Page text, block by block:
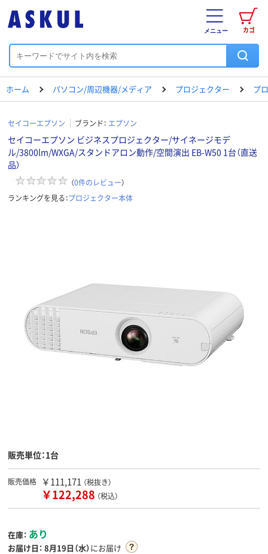
カゴ
メニュー
ホーム パソコン/周辺機器/メディア プロジェクター プ
セイコーエプソン ブランド： エプソン
セイコーエプソン ビジネスプロジェクター/サイネージモデ
ル/3800lm/WXGA/スタンドアロン動作/空間演出 EB-W50 1台（直送
品）
（0件のレビュー）
ランキングを見る：プロジェクター本体
販売単位：1台
販売価格 ￥111,171 （税抜き）
￥122,288 （税込）
在庫： あり
お届け日： 8月19日（水）にお届け